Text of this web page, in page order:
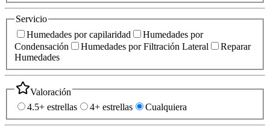
Servicio
Humedades por capilaridad
Humedades por
Condensación
Humedades por Filtración Lateral
Reparar
Humedades
Valoración
4.5+ estrellas
4+ estrellas Cualquiera